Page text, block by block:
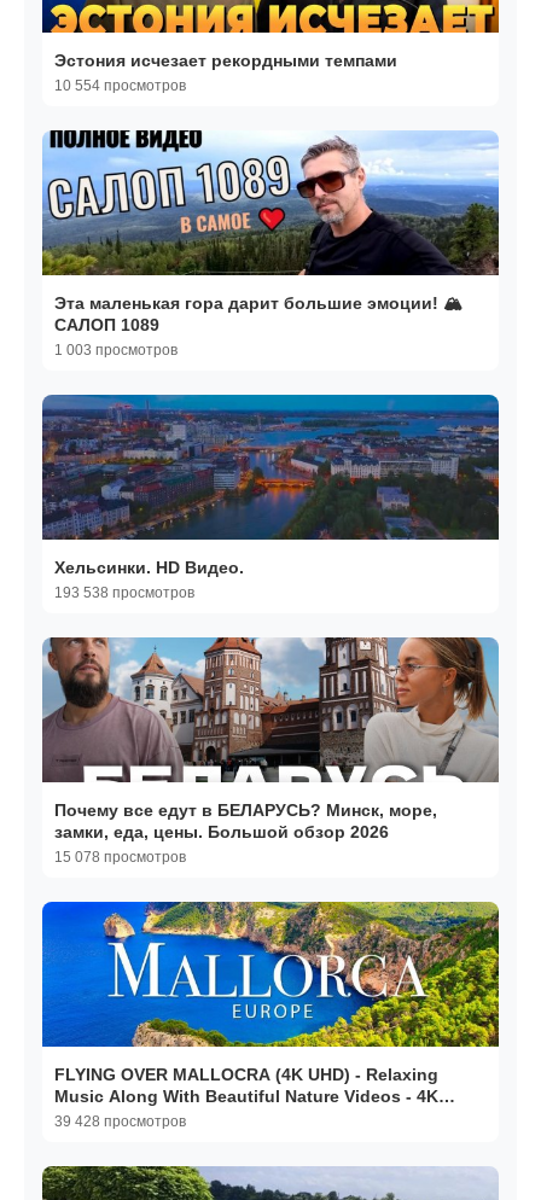
Эстония исчезает рекордными темпами
10 554 просмотров
Эта маленькая гора дарит большие эмоции! 🏔️
САЛОП 1089
1 003 просмотров
Хельсинки. HD Видео.
193 538 просмотров
Почему все едут в БЕЛАРУСЬ? Минск, море,
замки, еда, цены. Большой обзор 2026
15 078 просмотров
FLYING OVER MALLOCRA (4K UHD) - Relaxing
Music Along With Beautiful Nature Videos - 4K
Video HD
39 428 просмотров